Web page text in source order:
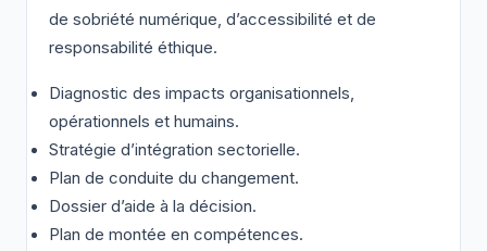
de sobriété numérique, d’accessibilité et de
responsabilité éthique.
Diagnostic des impacts organisationnels,
opérationnels et humains.
Stratégie d’intégration sectorielle.
Plan de conduite du changement.
Dossier d’aide à la décision.
Plan de montée en compétences.